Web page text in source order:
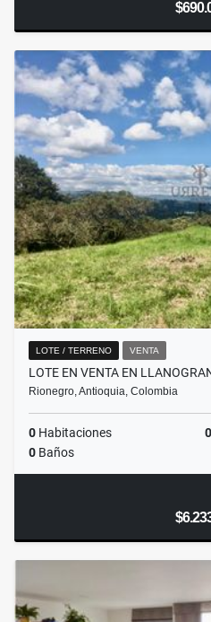
LOTE / TERRENO VENTA
LOTE EN VENTA EN
Rionegro, Antioquia, Colombia
0 Habitaciones 0
0 Baños